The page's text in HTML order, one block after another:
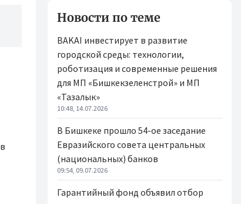
в
Новости по теме
BAKAI инвестирует в развитие
городской среды: технологии,
роботизация и современные решения
для МП «Бишкекзеленстрой» и МП
«Тазалык»
10:48, 14.07.2026
В Бишкеке прошло 54-ое заседание
Евразийского совета центральных
(национальных) банков
09:54, 09.07.2026
Гарантийный фонд объявил отбор